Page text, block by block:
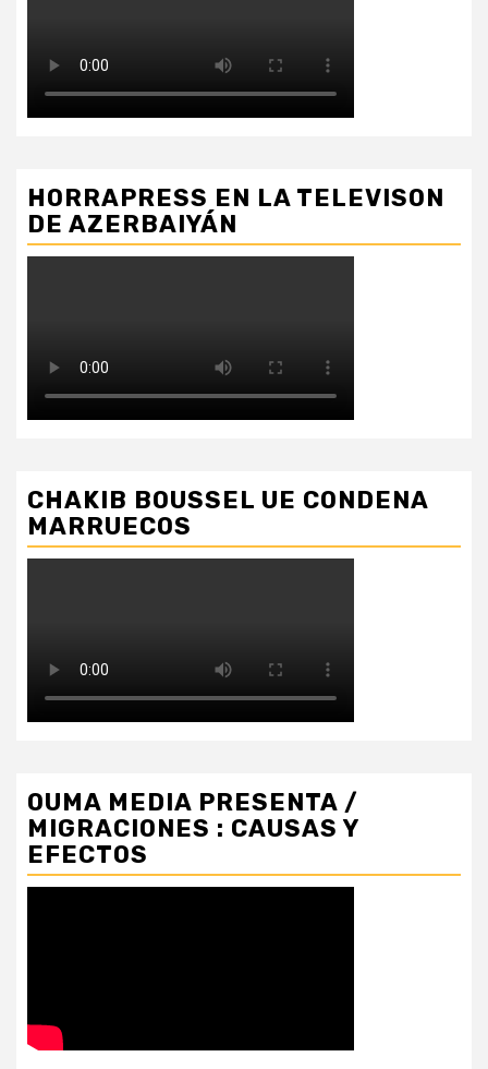
HORRAPRESS EN LA TELEVISON
DE AZERBAIYÁN
CHAKIB BOUSSEL UE CONDENA
MARRUECOS
OUMA MEDIA PRESENTA /
MIGRACIONES : CAUSAS Y
EFECTOS